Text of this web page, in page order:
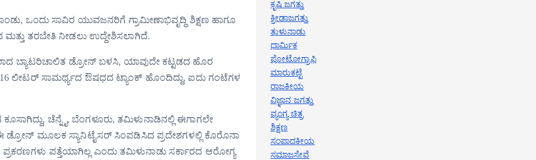
ಒಂದು ಸಾವಿರ ಯುವಜನರಿಗೆ ಗ್ರಾಮೀಣಾಭಿವೃದ್ಧಿ ಶಿಕ್ಷಣ ಹಾಗೂ
ತರಬೇತಿ ನೀಡಲು ಉದ್ದೇಶಿಸಲಾಗಿದೆ.
ಬ್ಯಾಟರಿಚಾಲಿತ ಡ್ರೋನ್ ಬಳಸಿ, ಯಾವುದೇ ಕಟ್ಟಡದ ಹೊರ
ಲೀಟರ್ ಸಾಮರ್ಥ್ಯದ ಔಷಧದ ಟ್ಯಾಂಕ್ ಹೊಂದಿದ್ದು, ಐದು ಗಂಟೆಗಳ
ಚೆನ್ನೈ, ಬೆಂಗಳೂರು, ತಮಿಳುನಾಡಿನಲ್ಲಿ ಈಗಾಗಲೇ
ಮೂಲಕ ಸ್ಯಾನಿಟೈಸರ್ ಸಿಂಪಡಿಸಿದ ಪ್ರದೇಶಗಳಲ್ಲಿ ಕೊರೊನಾ
ಪತ್ತೆಯಾಗಿಲ್ಲ ಎಂದು ತಮಿಳುನಾಡು ಸರ್ಕಾರದ ಆರೋಗ್ಯ
ಕೃಷಿ ಜಗತ್ತು
ಕ್ರೀಡಾಜಗತ್ತು
ತುಳುನಾಡು
ಧಾರ್ಮಿಕ
ಪೋಟೋಗ್ರಾಫಿ
ಮಾರುಕಟ್ಟೆ
ರಾಜಕೀಯ
ವಿಜ್ಞಾನ ಜಗತ್ತು
ವ್ಯಂಗ್ಯ ಚಿತ್ರ
ಶಿಕ್ಷಣ
ಸಂಪಾದಕೀಯ
ಸಮಾಜಸೇವೆ